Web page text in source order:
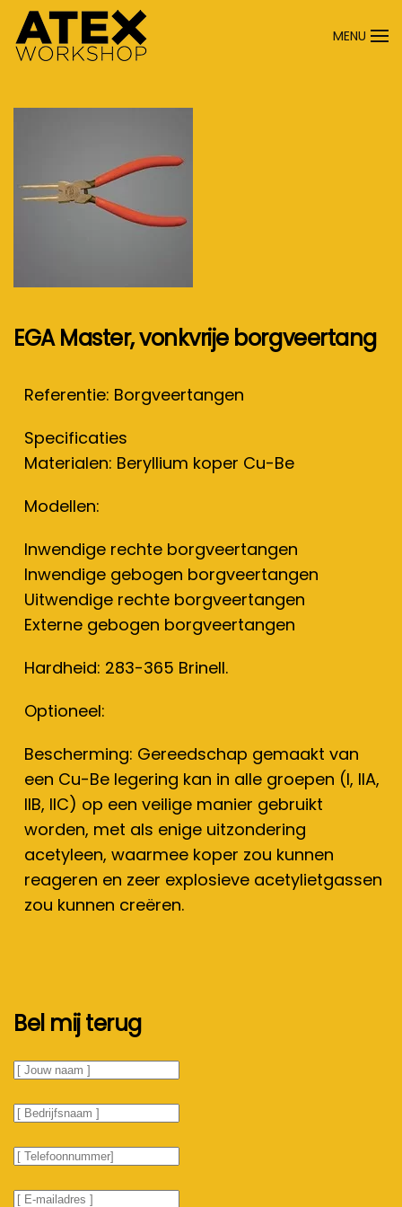
Terug naar hoofdinhoud
MENU
EGA Master, vonkvrije borgveertang
Referentie: Borgveertangen
Specificaties
Materialen: Beryllium koper Cu-Be
Modellen:
Inwendige rechte borgveertangen
Inwendige gebogen borgveertangen
Uitwendige rechte borgveertangen
Externe gebogen borgveertangen
Hardheid: 283-365 Brinell.
Optioneel:
Bescherming: Gereedschap gemaakt van
een Cu-Be legering kan in alle groepen (I, IIA,
IIB, IIC) op een veilige manier gebruikt
worden, met als enige uitzondering
acetyleen, waarmee koper zou kunnen
reageren en zeer explosieve acetylietgassen
zou kunnen creëren.
Bel mij terug